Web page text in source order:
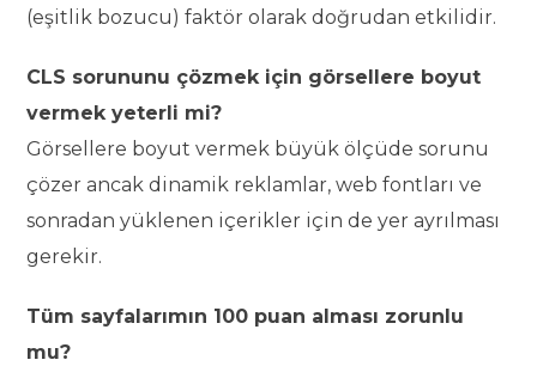
(eşitlik bozucu) faktör olarak doğrudan etkilidir.
CLS sorununu çözmek için görsellere boyut
vermek yeterli mi?
Görsellere boyut vermek büyük ölçüde sorunu
çözer ancak dinamik reklamlar, web fontları ve
sonradan yüklenen içerikler için de yer ayrılması
gerekir.
Tüm sayfalarımın 100 puan alması zorunlu
mu?